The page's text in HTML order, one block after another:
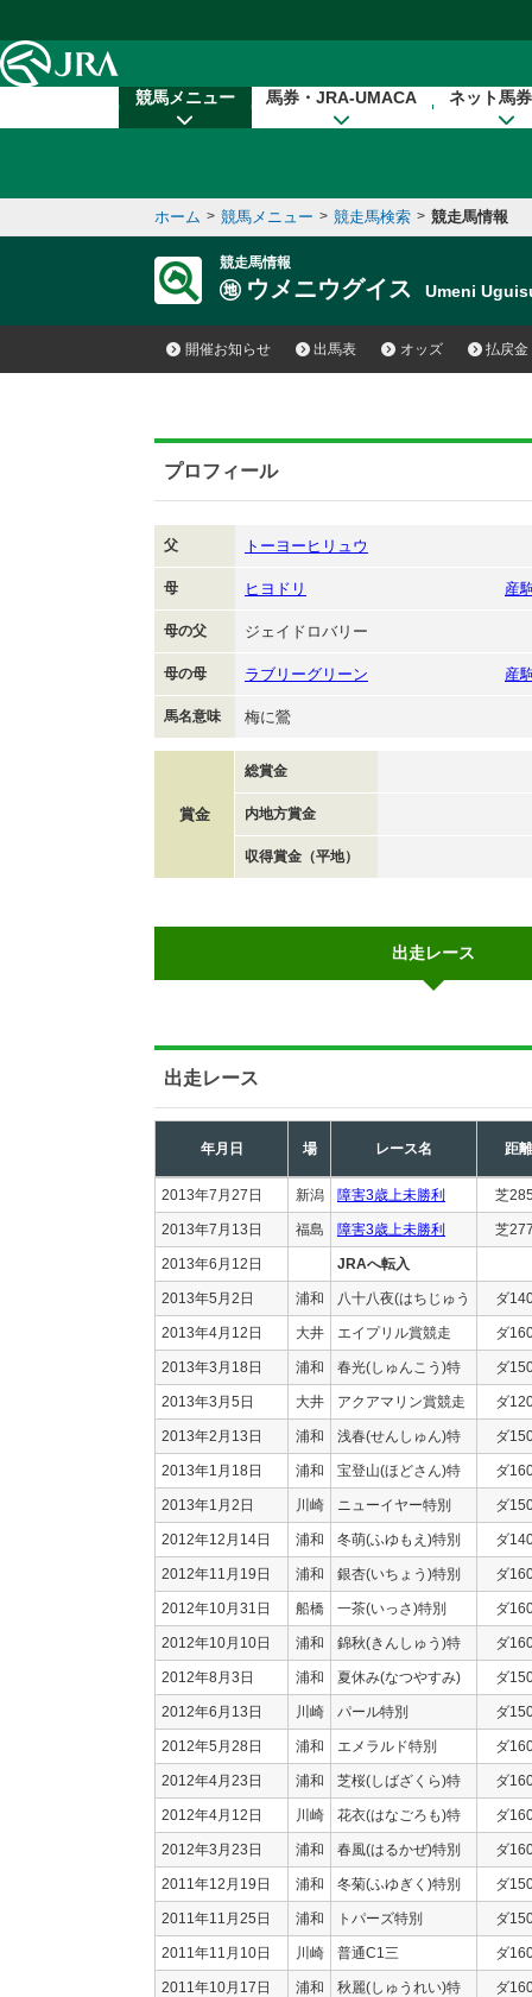
競馬メニュー 馬券・JRA-UMACA ネット馬
ホーム > 競馬メニュー > 競走馬検索 > 競走馬情報
競走馬情報
ウメニウグイス Umeni
開催お知らせ 出馬表 オッズ 払戻金
プロフィール
父 トーヨーヒリュウ
母 ヒヨドリ 産
母の父 ジェイドロバリー
母の母 ラブリーグリーン 産
馬名意味 梅に鶯
賞金
総賞金
内地方賞金
収得賞金（平地）
出走レース
出走レース
年月日 場 レース名 距離
2013年7月27日 新潟 障害3歳上未勝利 芝
2013年7月13日 福島 障害3歳上未勝利 芝
2013年6月12日 JRAへ転入
2013年5月2日 浦和 八十八夜(はちじゅう ダ
2013年4月12日 大井 エイプリル賞競走 ダ
2013年3月18日 浦和 春光(しゅんこう)特 ダ
2013年3月5日 大井 アクアマリン賞競走 ダ
2013年2月13日 浦和 浅春(せんしゅん)特 ダ
2013年1月18日 浦和 宝登山(ほどさん)特 ダ
2013年1月2日 川崎 ニューイヤー特別 ダ
2012年12月14日 浦和 冬萌(ふゆもえ)特別 ダ
2012年11月19日 浦和 銀杏(いちょう)特別 ダ
2012年10月31日 船橋 一茶(いっさ)特別 ダ
2012年10月10日 浦和 錦秋(きんしゅう)特 ダ
2012年8月3日 浦和 夏休み(なつやすみ) ダ
2012年6月13日 川崎 パール特別 ダ
2012年5月28日 浦和 エメラルド特別 ダ
2012年4月23日 浦和 芝桜(しばざくら)特 ダ
2012年4月12日 川崎 花衣(はなごろも)特 ダ
2012年3月23日 浦和 春風(はるかぜ)特別 ダ
2011年12月19日 浦和 冬菊(ふゆぎく)特別 ダ
2011年11月25日 浦和 トパーズ特別 ダ
2011年11月10日 川崎 普通C1三 ダ
2011年10月17日 浦和 秋麗(しゅうれい)特 ダ